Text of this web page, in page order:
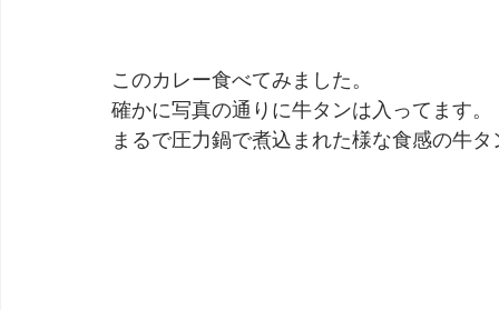
このカレー食べてみました。
確かに写真の通りに牛タンは入ってます。
まるで圧力鍋で煮込まれた様な食感の牛タ